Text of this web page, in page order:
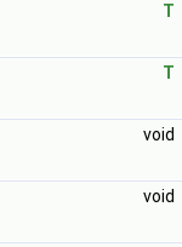
T
T
void
void